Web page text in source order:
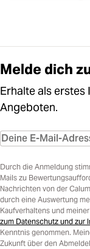
Melde dich
Erhalte als
Angeboten.
Durch die Anmeldung
Mails zu
Nachrichten von der
durch eine Auswertung
Kaufverhaltens und
zum Datenschutz und zur
Kenntnis genommen.
Zukunft über den